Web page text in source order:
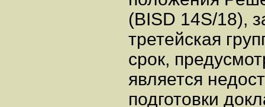
(BISD 14S/18),
третейская
срок,
является
подготовки